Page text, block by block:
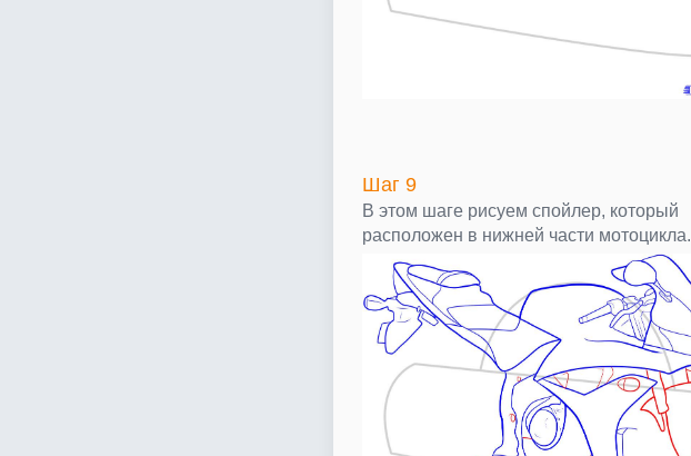
Шаг 9
В этом шаге рисуем спойлер, который
расположен в нижней части мотоцикла.